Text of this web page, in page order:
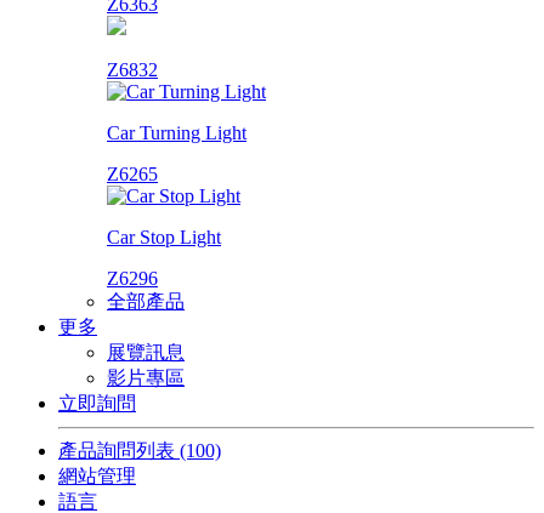
Z6832
Car Turning Light
Z6265
Car Stop Light
Z6296
全部產品
更多
展覽訊息
影片專區
立即詢問
產品詢問列表 (100)
網站管理
語言